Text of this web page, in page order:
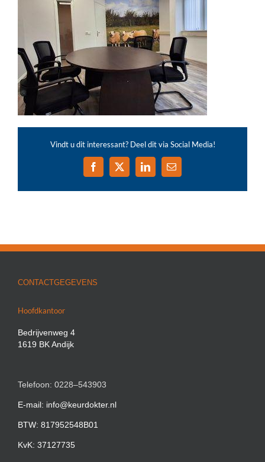
Vindt u dit interessant? Deel dit via Social Media!
Facebook
X LinkedIn
E-
CONTACTGEGEVENS
Hoofdkantoor
Bedrijvenweg 4
1619 BK Andijk
Telefoon: 0228–543903
E-mail: info@keurdokter.nl
BTW: 817952548B01
KvK: 37127735